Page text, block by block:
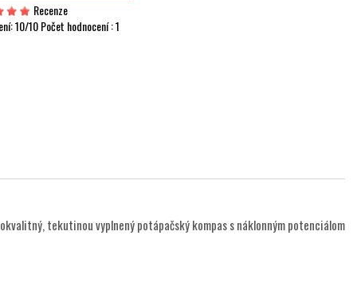
Recenze
10/10 Počet hodnocení :1
tekutinou vyplnený potápačský kompas s náklonným potenciálom